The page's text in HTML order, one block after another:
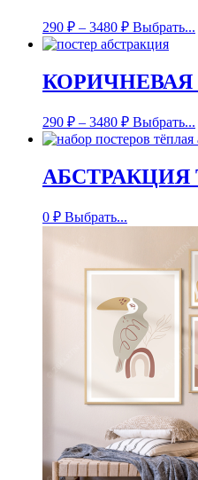
290 ₽ – 3480 ₽ Выбрать...
КОРИЧНЕВАЯ
290 ₽ – 3480 ₽ Выбрать...
АБСТРАКЦИЯ
0 ₽ Выбрать...